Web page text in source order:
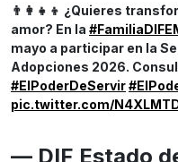
👨‍👩‍👧‍👦 ¿Quieres
amor? En la
mayo a participar en la
Adopciones 2026.
#ElPoderDeServir
pic.twitter.com/
— DIF Estado